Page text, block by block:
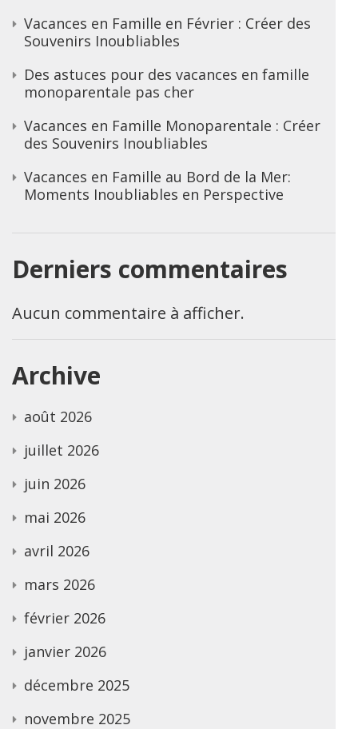
Vacances en Famille en Février : Créer des
Souvenirs Inoubliables
Des astuces pour des vacances en famille
monoparentale pas cher
Vacances en Famille Monoparentale : Créer
des Souvenirs Inoubliables
Vacances en Famille au Bord de la Mer:
Moments Inoubliables en Perspective
Derniers commentaires
Aucun commentaire à afficher.
Archive
août 2026
juillet 2026
juin 2026
mai 2026
avril 2026
mars 2026
février 2026
janvier 2026
décembre 2025
novembre 2025